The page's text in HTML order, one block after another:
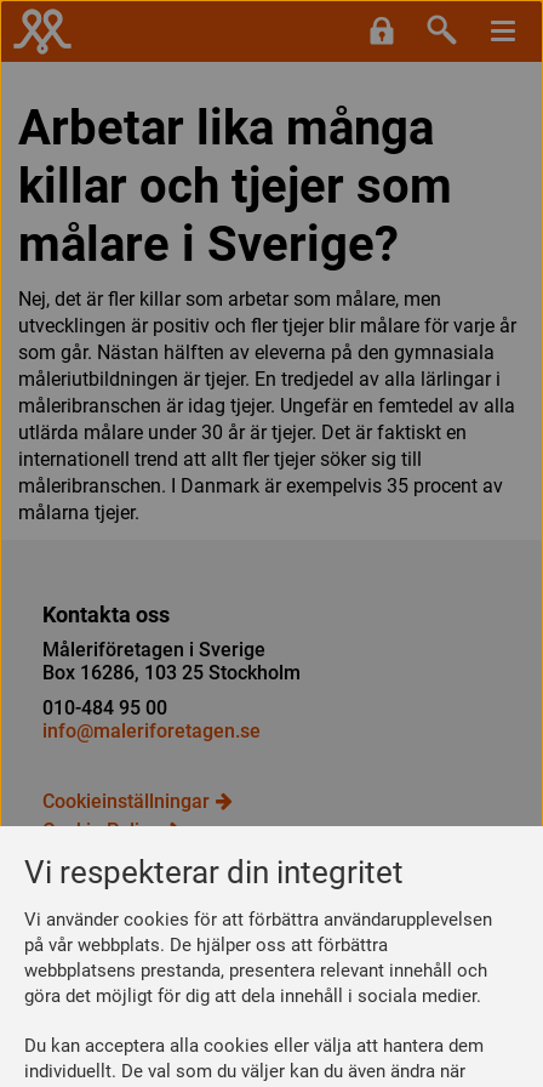
Vi respekterar din integritet
Vi använder cookies för att förbättra användarupplevelsen
på vår webbplats. De hjälper oss att förbättra
webbplatsens prestanda, presentera relevant innehåll och
göra det möjligt för dig att dela innehåll i sociala medier.
Du kan acceptera alla cookies eller välja att hantera dem
individuellt. De val som du väljer kan du även ändra när
Arbetar lika många
killar och tjejer som
målare i Sverige?
Nej, det är fler killar som arbetar som målare, men
utvecklingen är positiv och fler tjejer blir målare för varje år
som går. Nästan hälften av eleverna på den gymnasiala
måleriutbildningen är tjejer. En tredjedel av alla lärlingar i
måleribranschen är idag tjejer. Ungefär en femtedel av alla
utlärda målare under 30 år är tjejer. Det är faktiskt en
internationell trend att allt fler tjejer söker sig till
måleribranschen. I Danmark är exempelvis 35 procent av
målarna tjejer.
Kontakta oss
Måleriföretagen i Sverige
Box 16286, 103 25 Stockholm
010-484 95 00
info@maleriforetagen.se
Cookieinställningar
Cookie Policy
Integritetspolicy
Bli medlem
Så här blir du medlem
Se dina förmåner
Räkna ut din medlemsavgift
Följ oss